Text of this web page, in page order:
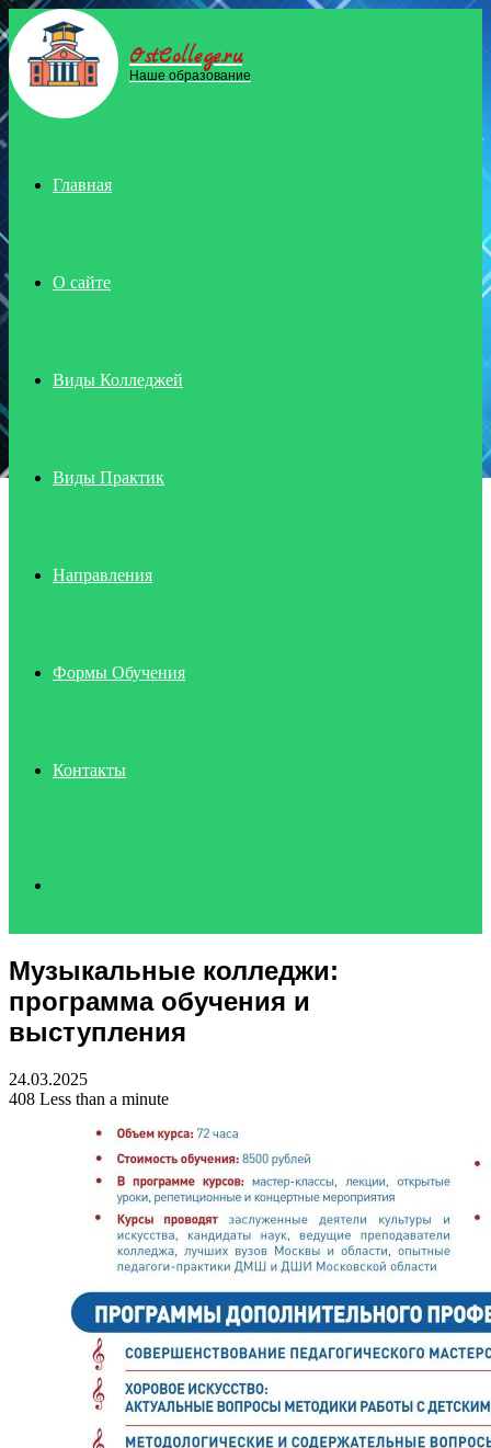
Menu OstCollege.ru
Наше образование
Главная
О сайте
Виды Колледжей
Виды Практик
Направления
Формы Обучения
Контакты
for
Музыкальные колледжи:
программа обучения и
выступления
24.03.2025
408 Less than a minute